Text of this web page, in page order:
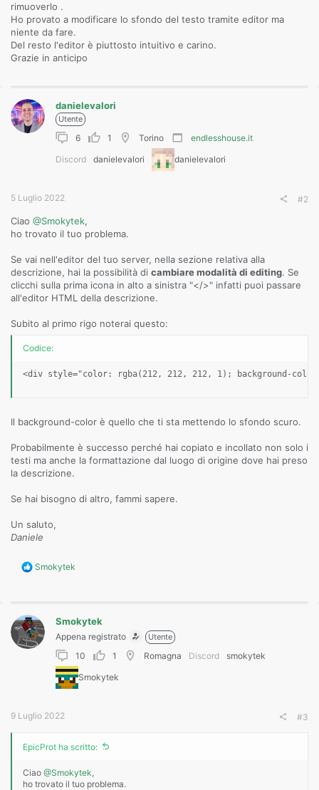
rimuoverlo .
Ho provato a modificare lo sfondo del testo tramite editor ma
niente da fare.
Del resto l'editor è piuttosto intuitivo e carino.
Grazie in anticipo
danielevalori
Utente
6 1 Torino
endlesshouse.it
Discord
danielevalori danielevalori
5 Luglio 2022 #2
Ciao @Smokytek,
ho trovato il tuo problema.
Se vai nell'editor del tuo server, nella sezione relativa alla
descrizione, hai la possibilità di cambiare modalità di editing. Se
clicchi sulla prima icona in alto a sinistra "</>" infatti puoi passare
all'editor HTML della descrizione.
Subito al primo rigo noterai questo:
Codice:
<div style="color: rgba(212, 212, 212, 1); background-
Il background-color è quello che ti sta mettendo lo sfondo scuro.
Probabilmente è successo perché hai copiato e incollato non solo i
testi ma anche la formattazione dal luogo di origine dove hai preso
la descrizione.
Se hai bisogno di altro, fammi sapere.
Un saluto,
Daniele
R
i
o
n
Smokytek
Smokytek
Appena registrato Utente
10 1 Romagna Discord
smokytek
Smokytek
9 Luglio 2022 #3
EpicProt ha scritto:
Ciao @Smokytek,
ho trovato il tuo problema.